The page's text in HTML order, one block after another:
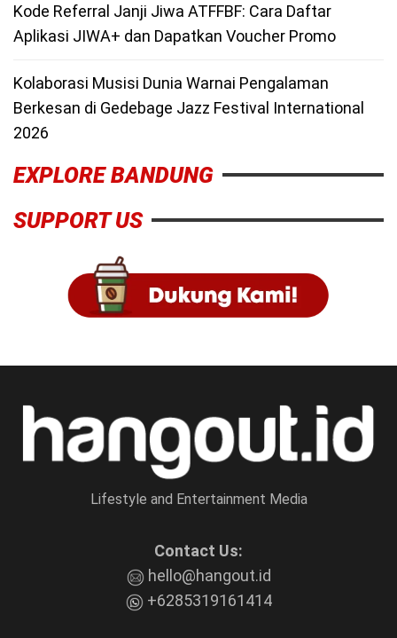
Kode Referral Janji Jiwa ATFFBF: Cara Daftar
Aplikasi JIWA+ dan Dapatkan Voucher Promo
Kolaborasi Musisi Dunia Warnai Pengalaman
Berkesan di Gedebage Jazz Festival International
2026
EXPLORE BANDUNG
SUPPORT US
Lifestyle and Entertainment Media
Contact Us:
hello@hangout.id
+6285319161414